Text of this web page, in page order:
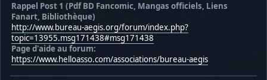
Rappel Post 1 (Pdf BD Fancomic, Mangas officiels, Liens
Fanart, Bibliothèque)
http://www.bureau-aegis.org/forum/index.php?
topic=13955.msg171438#msg171438
Page d'aide au forum:
https://www.helloasso.com/associations/bureau-aegis